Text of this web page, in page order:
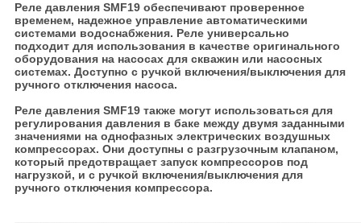
Реле давления SMF19 обеспечивают проверенное
временем, надежное управление автоматическими
системами водоснабжения. Реле универсально
подходит для использования в качестве оригинального
оборудования на насосах для скважин или насосных
системах. Доступно с ручкой включения/выключения для
ручного отключения насоса.
Реле давления SMF19 также могут использоваться для
регулирования давления в баке между двумя заданными
значениями на однофазных электрических воздушных
компрессорах. Они доступны с разгрузочным клапаном,
который предотвращает запуск компрессоров под
нагрузкой, и с ручкой включения/выключения для
ручного отключения компрессора.